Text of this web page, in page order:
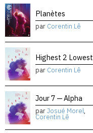
Planètes
par Corentin Lê
Highest 2 Lowest
par Corentin Lê
Jour 7 — Alpha
parJosué Morel,
Corentin Lê